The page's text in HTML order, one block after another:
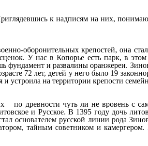
к надписям на них,
оборонительных крепостей, она
У нас в Копорье есть парк, в
фундамент и развалины оранжереи.
72 лет, детей у него было 19
устроила на территории крепости
– по древности чуть ли не вровень с
и Русское. В 1395 году дочь
основателем русской линии рода
тайным советником и